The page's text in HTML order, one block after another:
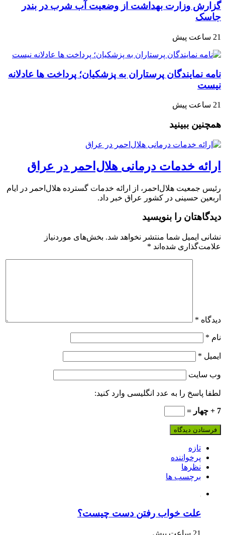
گزارش وزارت بهداشت از وضعیت آب شرب در بندر
جاسک
21 ساعت پیش
نامه نمایندگان پرستاران به پزشکیان؛ پرداخت ها عادلانه
نیست
21 ساعت پیش
همچنین ببینید
ارائه خدمات درمانی هلال‌احمر در عراق
رئیس جمعیت هلال‌احمر، از ارائه خدمات گسترده هلال‌احمر در ایام
اربعین حسینی در کشور عراق خبر داد.
دیدگاهتان را بنویسید
نشانی ایمیل شما منتشر نخواهد شد. بخش‌های موردنیاز
علامت‌گذاری شده‌اند *
دیدگاه *
نام *
ایمیل *
وب‌ سایت
لطفا پاسخ را به عدد انگلیسی وارد کنید:
7 + چهار =
تازه
پرخواننده
نظرها
برچسب ها
علت خواب رفتن دست چیست؟
21 ساعت پیش